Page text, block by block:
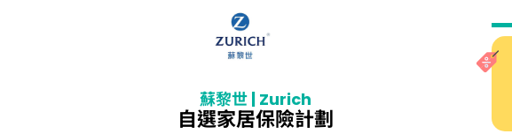
蘇黎世 | Zurich
自選家居保險計劃